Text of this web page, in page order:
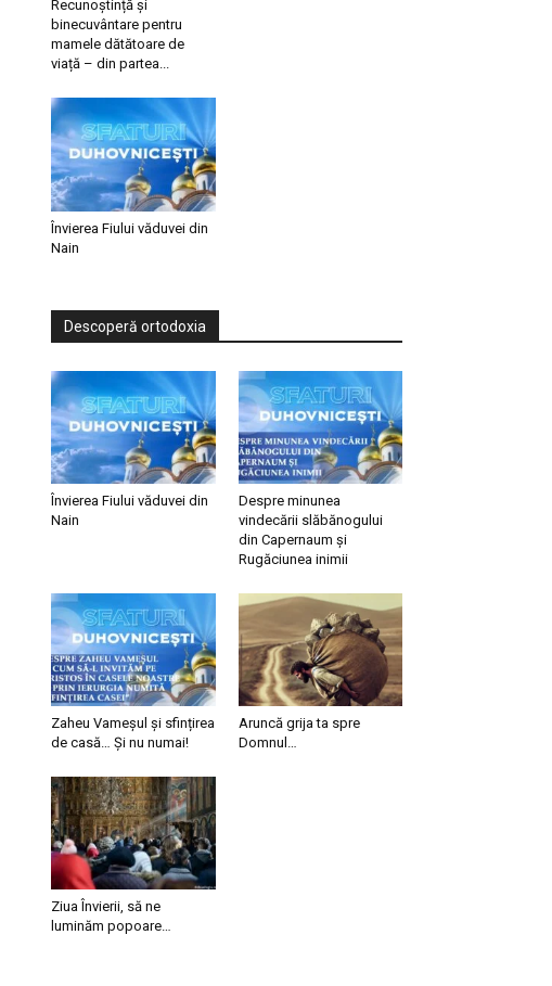
Recunoștință și
binecuvântare pentru
mamele dătătoare de
viață – din partea...
Învierea Fiului văduvei din
Nain
Descoperă ortodoxia
Învierea Fiului văduvei din
Nain
Despre minunea
vindecării slăbănogului
din Capernaum și
Rugăciunea inimii
Zaheu Vameșul și sfințirea
de casă… Și nu numai!
Aruncă grija ta spre
Domnul…
Ziua Învierii, să ne
luminăm popoare…